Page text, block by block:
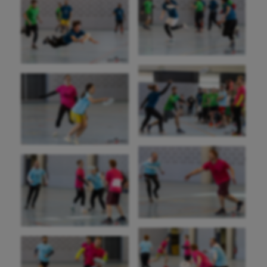
Handisport
Hippisme
Jeux Olympiques et Paralympiques
Kayak-polo
Korfbal
Longue paume
Moto
Natation
Natation artistique
Omnisports
Outdoor